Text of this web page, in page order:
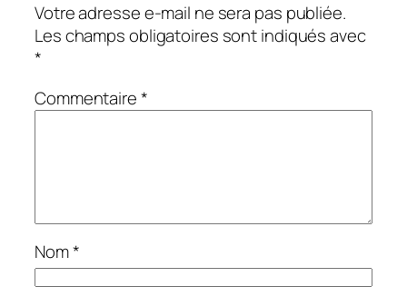
Votre adresse e-mail ne sera pas publiée.
Les champs obligatoires sont indiqués avec
*
Commentaire*
Nom*